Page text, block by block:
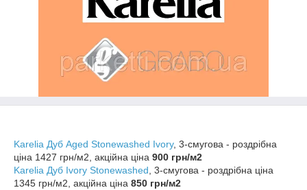
Karelia Дуб Aged Stonewashed Ivory, 3-смугова - роздрібна
ціна 1427 грн/м2, акційна ціна 900 грн/м2
Karelia Дуб Ivory Stonewashed , 3-смугова - роздрібна ціна
1345 грн/м2, акційна ціна 850 грн/м2